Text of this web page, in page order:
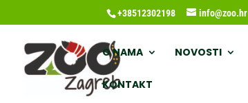
+38512302198 info@zoo.hr
O NAMA NOVOSTI
KONTAKT